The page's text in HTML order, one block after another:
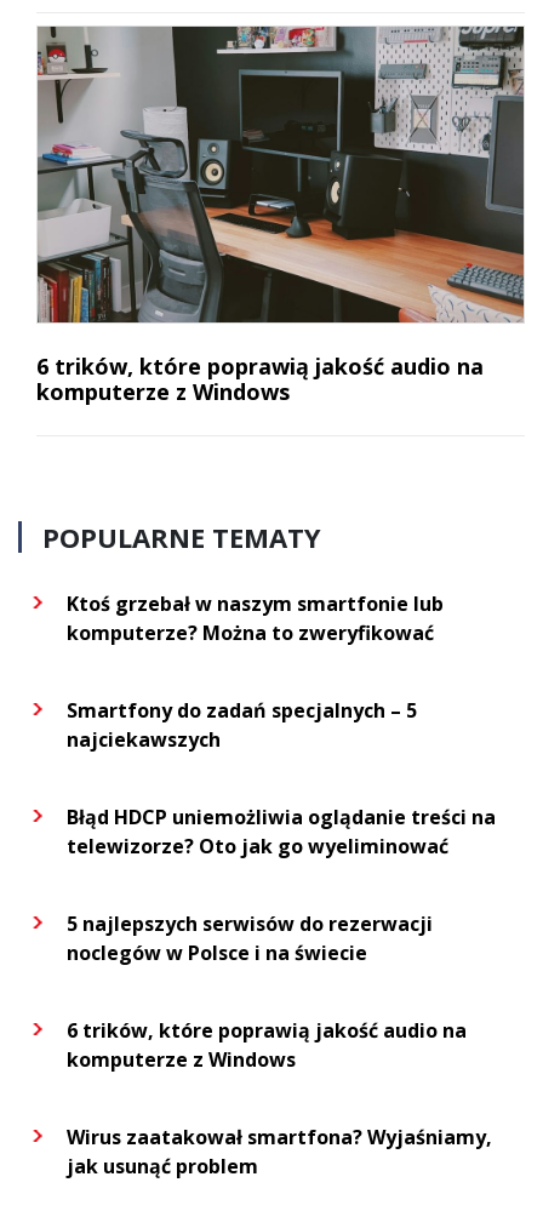
6 trików, które poprawią jakość audio na
komputerze z Windows
POPULARNE TEMATY
Ktoś grzebał w naszym smartfonie lub
komputerze? Można to zweryfikować
Smartfony do zadań specjalnych – 5
najciekawszych
Błąd HDCP uniemożliwia oglądanie treści na
telewizorze? Oto jak go wyeliminować
5 najlepszych serwisów do rezerwacji
noclegów w Polsce i na świecie
6 trików, które poprawią jakość audio na
komputerze z Windows
Wirus zaatakował smartfona? Wyjaśniamy,
jak usunąć problem